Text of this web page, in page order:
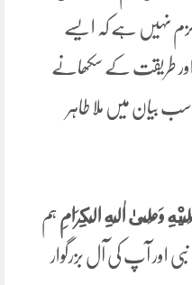
نہیں ہے کہ ایسے
اور طریقت کے سکھانے
بیان میں ملا طاہر
وَعَلىٰ اٰلِهِ الْكِرَامِ ہم
اور آپ کی آل بزرگوار